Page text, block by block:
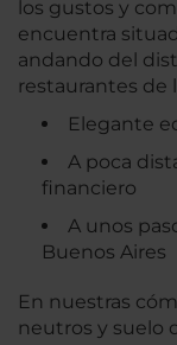
los gustos y
encuentra
andando del
restaurantes de
Elegante
A poca
financiero
A unos
Buenos Aires
En nuestras
neutros y suelo